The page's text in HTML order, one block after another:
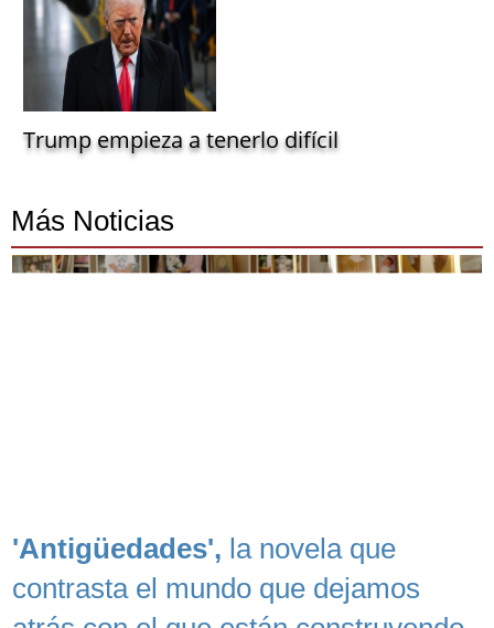
Trump empieza a tenerlo difícil
Más Noticias
'Antigüedades', la novela que
contrasta el mundo que dejamos